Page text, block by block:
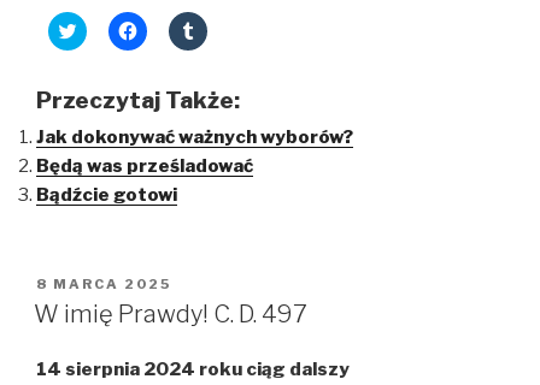
C
l
t
s
h
a
r
e
t
t
e
O
C
l
t
s
h
a
r
e
c
e
b
o
(
C
l
t
s
h
a
r
l
r
p
Przeczytaj Także:
Jak dokonywać ważnych wyborów?
Będą was prześladować
Bądźcie gotowi
OPUBLIKOWANE
W
8 MARCA 2025
W imię Prawdy! C. D. 497
14 sierpnia 2024 roku ciąg dalszy